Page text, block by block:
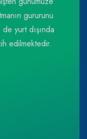
gururunu
yurt dışında
edilmektedir.